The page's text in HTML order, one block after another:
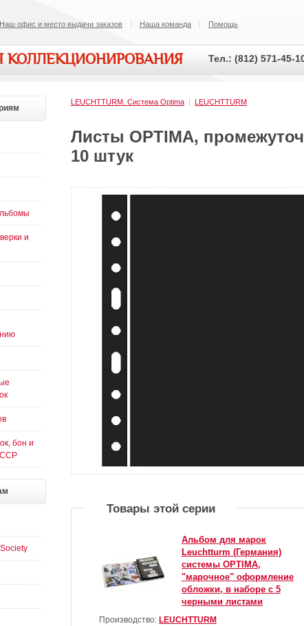
Наш офис и место выдачи заказов Наша команда Помощь
КОЛЛЕКЦИОНИРОВАНИЯ Тел.: (812) 571-45-
LEUCHTTURM. Система Optima | LEUCHTTURM
Листы OPTIMA,
10 штук
Товары этой серии
Альбом для марок
Leuchtturm (Германия)
системы OPTIMA,
"марочное" оформление
обложки, в наборе с 5
черными листами
Производство: LEUCHTTURM
и
бон и